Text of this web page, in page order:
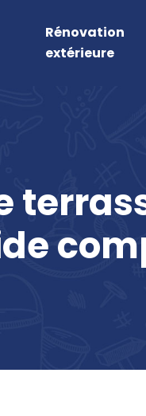
Rénovation
extérieure